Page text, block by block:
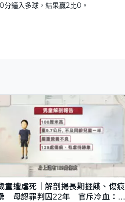
鐘入多球，結果贏2比0。
童遭虐死｜解剖揭長期捱餓、傷痕
母認罪判囚22年 官斥冷血：同